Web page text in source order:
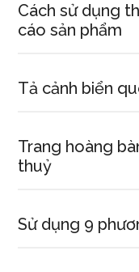
Cách sử dụng
cáo sản phẩm
Tả cảnh biển
Trang hoàng
thuỷ
Sử dụng 9